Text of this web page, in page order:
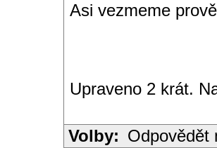
Asi vezmeme
Upraveno 2 krát.
Volby: Odpovědět